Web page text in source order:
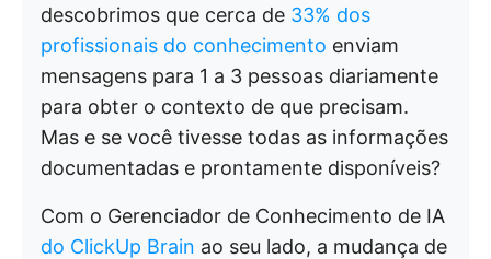
descobrimos que cerca de 33% dos
profissionais do conhecimento enviam
mensagens para 1 a 3 pessoas diariamente
para obter o contexto de que precisam.
Mas e se você tivesse todas as informações
documentadas e prontamente disponíveis?
Com o Gerenciador de Conhecimento de IA
do ClickUp Brain ao seu lado, a mudança de